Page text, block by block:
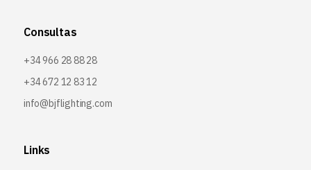
Consultas
+34 966 28 88 28
+34 672 12 83 12
info@bjflighting.com
Links